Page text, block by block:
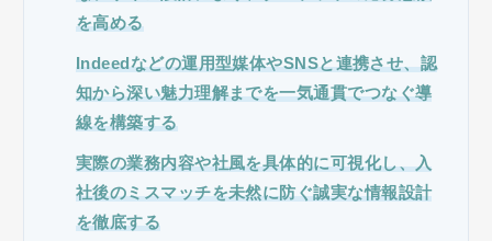
を高める
Indeedなどの運用型媒体やSNSと連携させ、認
知から深い魅力理解までを一気通貫でつなぐ導
線を構築する
実際の業務内容や社風を具体的に可視化し、入
社後のミスマッチを未然に防ぐ誠実な情報設計
を徹底する